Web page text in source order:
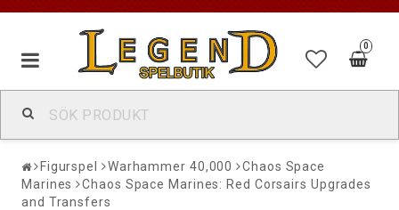
0
Figurspel Warhammer 40,000
Chaos Space
Marines
Chaos Space Marines: Red Corsairs Upgrades
and Transfers